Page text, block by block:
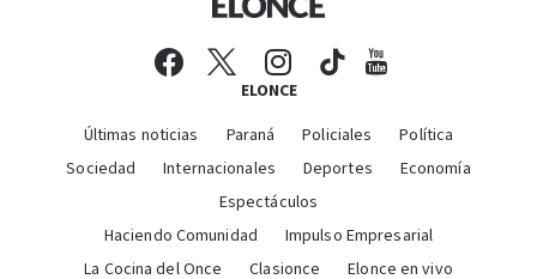
ELONCE
Últimas noticias Paraná Policiales
Política
Sociedad
Internacionales Deportes
Economía
Espectáculos
Haciendo Comunidad
Impulso Empresarial
La Cocina del Once
Clasionce Elonce en vivo